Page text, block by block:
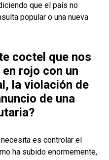
que el país no
popular o una nueva
coctel que nos
rojo con un
la violación de
de una
es controlar el
ha subido enormemente,